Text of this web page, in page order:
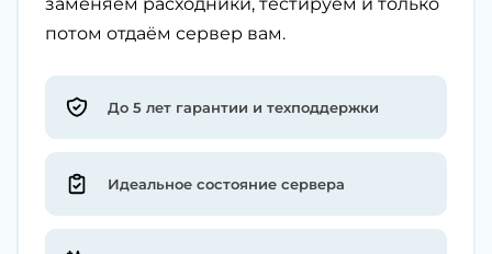
потом отдаём сервер вам.
До 5 лет гарантии и техподдержки
Идеальное состояние сервера